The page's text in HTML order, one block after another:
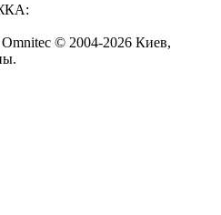
© 2004-2026 Киев,